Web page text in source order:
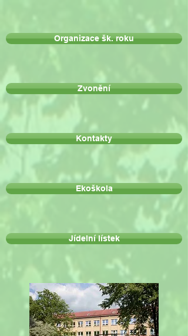
Organizace šk. roku
Zvonění
Kontakty
Ekoškola
Jídelní lístek